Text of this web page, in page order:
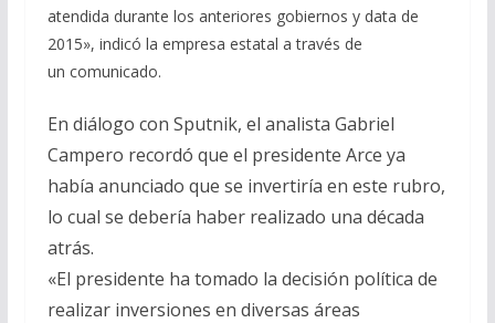
atendida durante los anteriores gobiernos y data de
2015», indicó la empresa estatal a través de
un comunicado.
En diálogo con Sputnik, el analista Gabriel
Campero recordó que el presidente Arce ya
había anunciado que se invertiría en este rubro,
lo cual se debería haber realizado una década
atrás.
«El presidente ha tomado la decisión política de
realizar inversiones en diversas áreas